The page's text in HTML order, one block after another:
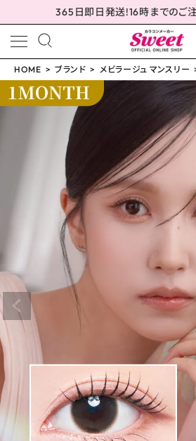
365日即日発送!16時までのご
meeting_room ログイン person 会員登録
メビラージュ マンスリー
バレリーナブラウン 14.2
mm
¥1,760 (税込)
配送方法について
お支払い方法について
HOME ブランド メビラージュ マンスリー